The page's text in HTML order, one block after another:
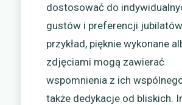
dostosować do
gustów i preferencji
przykład, pięknie wykonane
zdjęciami mogą zawierać
wspomnienia z ich
także dedykacje od bliskich.